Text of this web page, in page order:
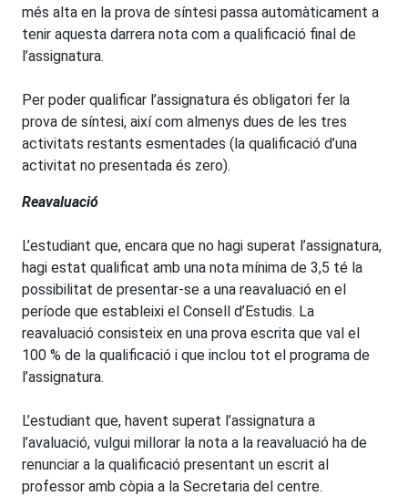
més alta en la prova de síntesi passa automàticament a
tenir aquesta darrera nota com a qualificació final de
l’assignatura.
Per poder qualificar l’assignatura és obligatori fer la
prova de síntesi, així com almenys dues de les tres
activitats restants esmentades (la qualificació d’una
activitat no presentada és zero).
Reavaluació
L’estudiant que, encara que no hagi superat l’assignatura,
hagi estat qualificat amb una nota mínima de 3,5 té la
possibilitat de presentar-se a una reavaluació en el
període que estableixi el Consell d’Estudis. La
reavaluació consisteix en una prova escrita que val el
100 % de la qualificació i que inclou tot el programa de
l’assignatura.
L’estudiant que, havent superat l’assignatura a
l’avaluació, vulgui millorar la nota a la reavaluació ha de
renunciar a la qualificació presentant un escrit al
professor amb còpia a la Secretaria del centre.